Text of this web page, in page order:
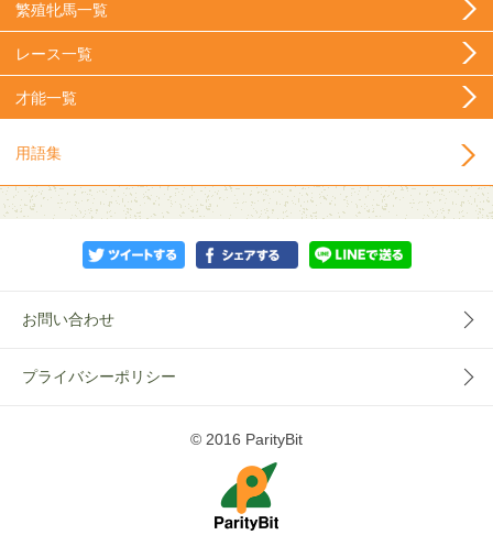
繁殖牝馬一覧
レース一覧
才能一覧
用語集
お問い合わせ
プライバシーポリシー
© 2016 ParityBit